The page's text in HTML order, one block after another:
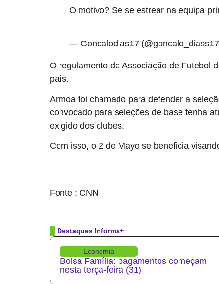
O motivo? Se se estrear na equipa
— Goncalodias17
O regulamento da Associação de Futebol
país.
Armoa foi chamado para defender a
convocado para seleções de base tenha
exigido dos clubes.
Com isso, o 2 de Mayo se beneficia
Fonte : CNN
Destaques Informa+
Economia
Bolsa Família: pagamentos começam
nesta terça-feira (31)